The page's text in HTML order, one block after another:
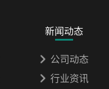
新闻动态
公司动态
行业资讯